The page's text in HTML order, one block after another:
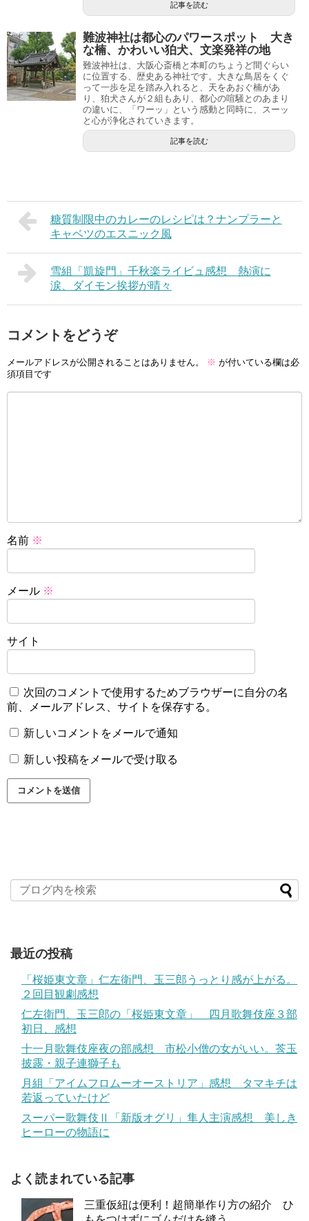
記事を読む
難波神社は都心のパワースポット 大き
な楠、かわいい狛犬、文楽発祥の地
難波神社は、大阪心斎橋と本町のちょうど間ぐらい
に位置する、歴史ある神社です。大きな鳥居をくぐ
って一歩を足を踏み入れると、天をあおぐ楠があ
り、狛犬さんが２組もあり、都心の喧騒とのあまり
の違いに、「ワーッ」という感動と同時に、スーッ
と心が浄化されていきます。
記事を読む
糖質制限中のカレーのレシピは？ナンプラーと
キャベツのエスニック風
雪組「凱旋門」千秋楽ライビュ感想 熱演に
涙、ダイモン挨拶が晴々
コメントをどうぞ
メールアドレスが公開されることはありません。 ※ が付いている欄は必
須項目です
名前 ※
メール ※
サイト
次回のコメントで使用するためブラウザーに自分の名
前、メールアドレス、サイトを保存する。
新しいコメントをメールで通知
新しい投稿をメールで受け取る
最近の投稿
「桜姫東文章」仁左衛門、玉三郎うっとり感が上がる。
２回目観劇感想
仁左衛門、玉三郎の「桜姫東文章」 四月歌舞伎座３部
初日、感想
十一月歌舞伎座夜の部感想 市松小僧の女がいい。莟玉
披露・親子連獅子も
月組「アイムフロムーオーストリア」感想 タマキチは
若返っていたけど
スーパー歌舞伎Ⅱ「新版オグリ」隼人主演感想 美しき
ヒーローの物語に
よく読まれている記事
三重仮紐は便利！超簡単作り方の紹介 ひ